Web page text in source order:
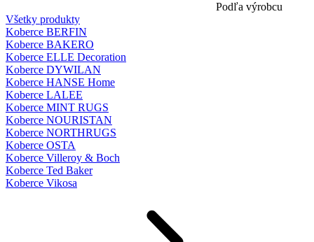
Podľa výrobcu
Všetky produkty
Koberce BERFIN
Koberce BAKERO
Koberce ELLE Decoration
Koberce DYWILAN
Koberce HANSE Home
Koberce LALEE
Koberce MINT RUGS
Koberce NOURISTAN
Koberce NORTHRUGS
Koberce OSTA
Koberce Villeroy & Boch
Koberce Ted Baker
Koberce Vikosa